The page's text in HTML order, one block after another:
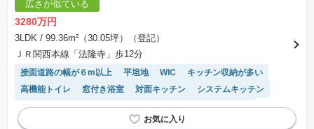
広さが似ている
3280万円
3LDK / 99.36m²（30.05坪）（登記）
ＪＲ関西本線「法隆寺」歩12分
接面道路の幅が６m以上 平坦地 WIC
キッチン収納が多い
高機能トイレ
窓付き浴室 対面キッチン
システムキッチン
モニター付きインターホン
温水洗浄便座 トイレ2個以上